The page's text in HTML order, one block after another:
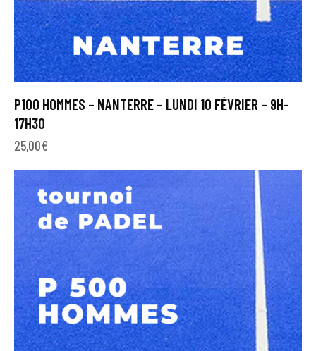
P100 HOMMES – NANTERRE – LUNDI 10 FÉVRIER – 9H-
17H30
25,00€